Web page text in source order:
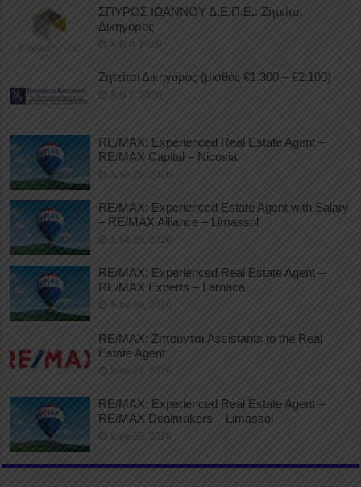
ΣΠΥΡΟΣ ΙΩΑΝΝΟΥ Δ.Ε.Π.Ε.: Ζητείται
Δικηγόρος
July 8, 2026
Ζητείται Δικηγόρος (μισθός €1.300 – €2.100)
July 7, 2026
RE/MAX: Experienced Real Estate Agent –
RE/MAX Capital – Nicosia
June 29, 2026
RE/MAX: Experienced Estate Agent with Salary
– RE/MAX Alliance – Limassol
June 29, 2026
RE/MAX: Experienced Real Estate Agent –
RE/MAX Experts – Larnaca
June 29, 2026
RE/MAX: Ζητούνται Assistants to the Real
Estate Agent
June 29, 2026
RE/MAX: Experienced Real Estate Agent –
RE/MAX Dealmakers – Limassol
June 29, 2026